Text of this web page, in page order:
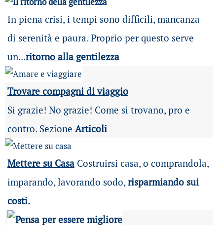
In piena crisi, i tempi sono difficili, mancanza
di serenità e paura. Proprio per questo serve
un...ritorno alla gentilezza
Trovare compagni di viaggio
Si grazie! No grazie! Come si trovano, pro e
contro. Sezione Articoli
Mettere su Casa Costruirsi casa, o comprandola,
imparando, lavorando sodo, risparmiando sui
costi.